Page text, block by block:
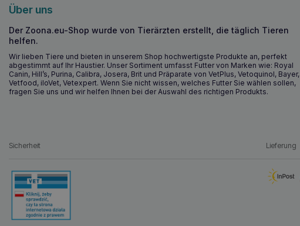
Über uns
Der Zoona.eu-Shop wurde von Tierärzten erstellt, die täglich Tieren
helfen.
Wir lieben Tiere und bieten in unserem Shop hochwertigste Produkte an, perfekt
abgestimmt auf Ihr Haustier. Unser Sortiment umfasst Futter von Marken wie: Royal
Canin, Hill’s, Purina, Calibra, Josera, Brit und Präparate von VetPlus, Vetoquinol, Bayer,
Vetfood, iloVet, Vetexpert. Wenn Sie nicht wissen, welches Futter Sie wählen sollen,
fragen Sie uns und wir helfen Ihnen bei der Auswahl des richtigen Produkts.
Sicherheit Lieferung